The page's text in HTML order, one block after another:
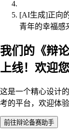
[AI生成]正向
青年的幸福感
我们的《辩
上线！欢迎
这是一个精心设计
考的平台，欢迎体验
前往辩论备赛助手